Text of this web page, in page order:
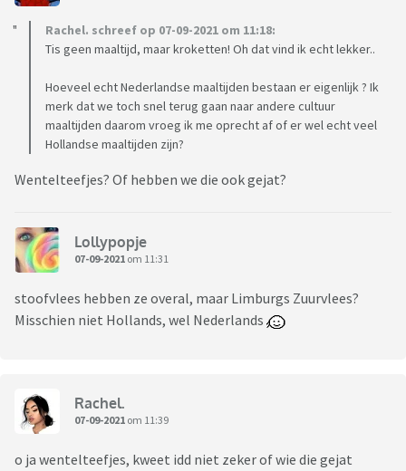
Rachel. schreef op 07-09-2021 om 11:18:
Tis geen maaltijd, maar kroketten! Oh dat vind ik echt lekker..
Hoeveel echt Nederlandse maaltijden bestaan er eigenlijk ? Ik
merk dat we toch snel terug gaan naar andere cultuur
maaltijden daarom vroeg ik me oprecht af of er wel echt veel
Hollandse maaltijden zijn?
Wentelteefjes? Of hebben we die ook gejat?
Lollypopje
07-09-2021 om 11:31
stoofvlees hebben ze overal, maar Limburgs Zuurvlees?
Misschien niet Hollands, wel Nederlands
Rachel.
07-09-2021 om 11:39
o ja wentelteefjes, kweet idd niet zeker of wie die gejat